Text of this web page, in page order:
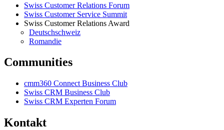
Swiss Customer Relations Forum
Swiss Customer Service Summit
Swiss Customer Relations Award
Deutschschweiz
Romandie
Communities
cmm360 Connect Business Club
Swiss CRM Business Club
Swiss CRM Experten Forum
Kontakt